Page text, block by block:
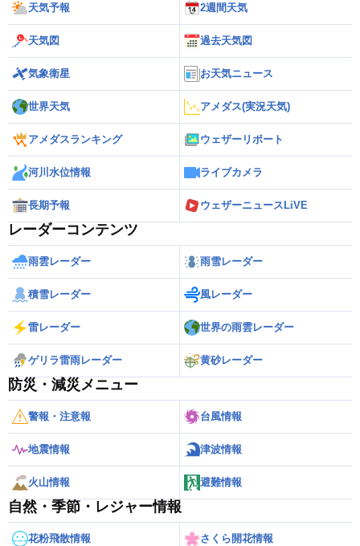
天気予報 2週間天気
天気図 過去天気図
気象衛星 お天気ニュース
世界天気 アメダス(実況天気)
アメダスランキング ウェザーリポート
河川水位情報 ライブカメラ
長期予報 ウェザーニュースLiVE
レーダーコンテンツ
雨雲レーダー 雨雪レーダー
積雪レーダー 風レーダー
雷レーダー 世界の雨雲レーダー
ゲリラ雷雨レーダー 黄砂レーダー
防災・減災メニュー
警報・注意報 台風情報
地震情報 津波情報
火山情報 避難情報
自然・季節・レジャー情報
花粉飛散情報 さくら開花情報